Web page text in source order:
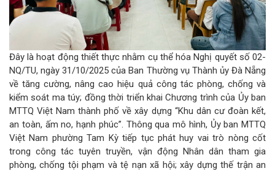
Đây là hoạt động thiết thực nhằm cụ thể hóa Nghị quyết số 02-
NQ/TU, ngày 31/10/2025 của Ban Thường vụ Thành ủy Đà Nẵng
về tăng cường, nâng cao hiệu quả công tác phòng, chống và
kiểm soát ma túy; đồng thời triển khai Chương trình của Ủy ban
MTTQ Việt Nam thành phố về xây dựng “Khu dân cư đoàn kết,
an toàn, ấm no, hạnh phúc”. Thông qua mô hình, Ủy ban MTTQ
Việt Nam phường Tam Kỳ tiếp tục phát huy vai trò nòng cốt
trong công tác tuyên truyền, vận động Nhân dân tham gia
phòng, chống tội phạm và tệ nạn xã hội; xây dựng thế trận an